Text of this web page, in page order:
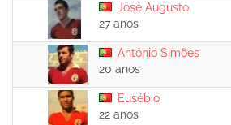
José Augusto
27 anos
António Simões
20 anos
Eusébio
22 anos